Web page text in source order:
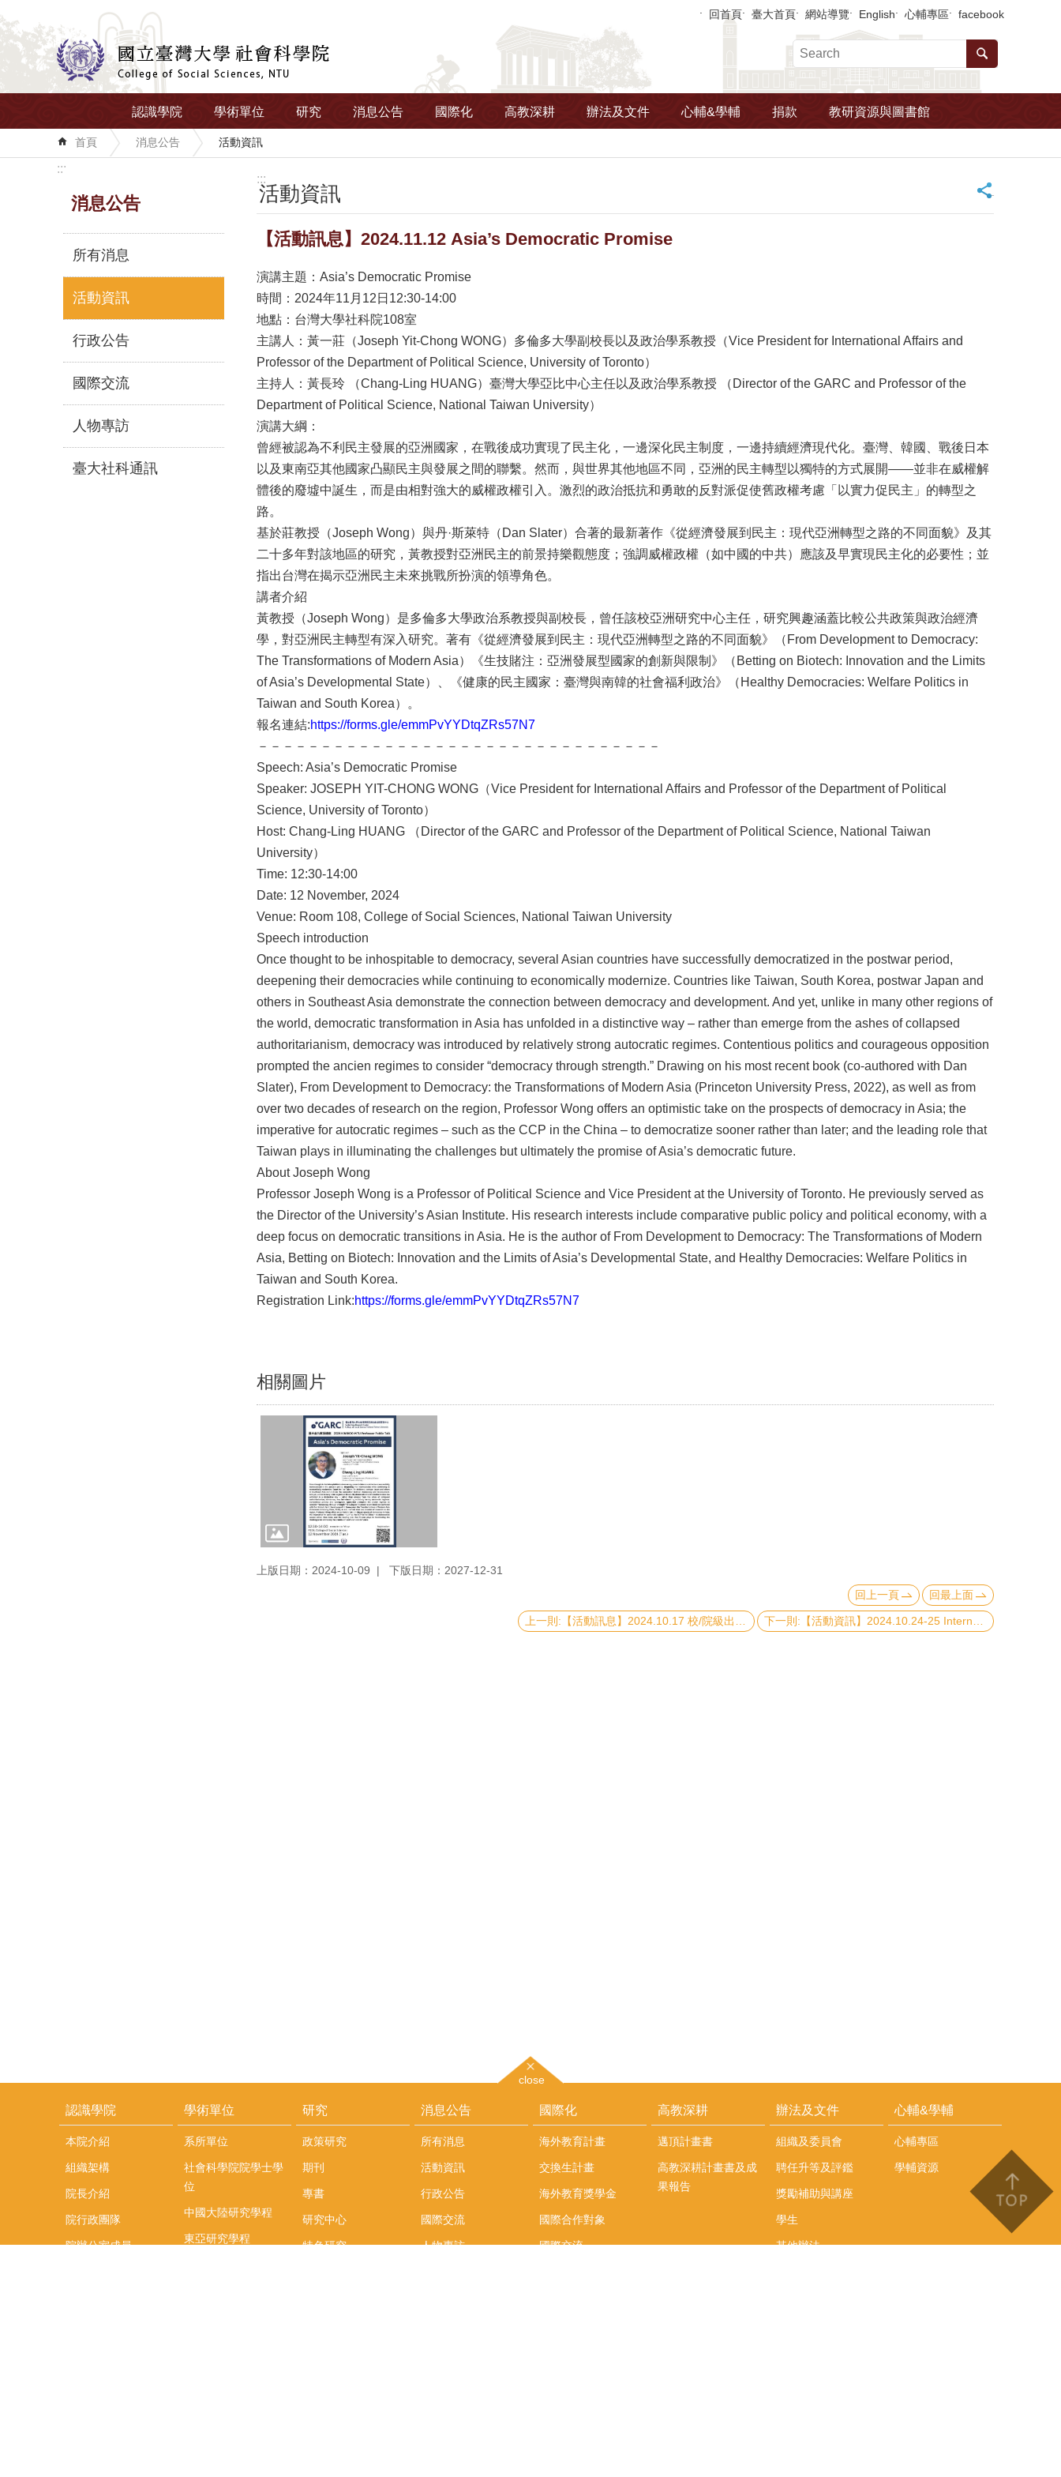
跳到主要內容區塊 回首頁 臺大首頁 網站導覽 English 心輔專區 facebook
認識學院 學術單位 研究 消息公告 國際化 高教深耕 辦法及文件 心輔&學輔 捐款 教研資源與圖書館
首頁 消息公告 活動資訊
:::
消息公告
所有消息
活動資訊
行政公告
國際交流
人物專訪
臺大社科通訊
:::
活動資訊 _
【活動訊息】2024.11.12 Asia’s Democratic Promise
演講主題：Asia’s Democratic Promise
時間：2024年11月12日12:30-14:00
地點：台灣大學社科院108室
主講人：黃一莊（Joseph Yit-Chong WONG）多倫多大學副校長以及政治學系教授（Vice President for International Affairs and
Professor of the Department of Political Science, University of Toronto）
主持人：黃長玲 （Chang-Ling HUANG）臺灣大學亞比中心主任以及政治學系教授 （Director of the GARC and Professor of the
Department of Political Science, National Taiwan University）
演講大綱：
曾經被認為不利民主發展的亞洲國家，在戰後成功實現了民主化，一邊深化民主制度，一邊持續經濟現代化。臺灣、韓國、戰後日本
以及東南亞其他國家凸顯民主與發展之間的聯繫。然而，與世界其他地區不同，亞洲的民主轉型以獨特的方式展開——並非在威權解
體後的廢墟中誕生，而是由相對強大的威權政權引入。激烈的政治抵抗和勇敢的反對派促使舊政權考慮「以實力促民主」的轉型之
路。
基於莊教授（Joseph Wong）與丹·斯萊特（Dan Slater）合著的最新著作《從經濟發展到民主：現代亞洲轉型之路的不同面貌》及其
二十多年對該地區的研究，黃教授對亞洲民主的前景持樂觀態度；強調威權政權（如中國的中共）應該及早實現民主化的必要性；並
指出台灣在揭示亞洲民主未來挑戰所扮演的領導角色。
講者介紹
黃教授（Joseph Wong）是多倫多大學政治系教授與副校長，曾任該校亞洲研究中心主任，研究興趣涵蓋比較公共政策與政治經濟
學，對亞洲民主轉型有深入研究。著有《從經濟發展到民主：現代亞洲轉型之路的不同面貌》（From Development to Democracy:
The Transformations of Modern Asia）《生技賭注：亞洲發展型國家的創新與限制》（Betting on Biotech: Innovation and the Limits
of Asia’s Developmental State）、《健康的民主國家：臺灣與南韓的社會福利政治》（Healthy Democracies: Welfare Politics in
Taiwan and South Korea）。
報名連結:https://forms.gle/emmPvYYDtqZRs57N7
－－－－－－－－－－－－－－－－－－－－－－－－－－－－－－－－
Speech: Asia’s Democratic Promise
Speaker: JOSEPH YIT-CHONG WONG（Vice President for International Affairs and Professor of the Department of Political
Science, University of Toronto）
Host: Chang-Ling HUANG （Director of the GARC and Professor of the Department of Political Science, National Taiwan
University）
Time: 12:30-14:00
Date: 12 November, 2024
Venue: Room 108, College of Social Sciences, National Taiwan University
Speech introduction
Once thought to be inhospitable to democracy, several Asian countries have successfully democratized in the postwar period,
deepening their democracies while continuing to economically modernize. Countries like Taiwan, South Korea, postwar Japan and
others in Southeast Asia demonstrate the connection between democracy and development. And yet, unlike in many other regions of
the world, democratic transformation in Asia has unfolded in a distinctive way – rather than emerge from the ashes of collapsed
authoritarianism, democracy was introduced by relatively strong autocratic regimes. Contentious politics and courageous opposition
prompted the ancien regimes to consider “democracy through strength.” Drawing on his most recent book (co-authored with Dan
Slater), From Development to Democracy: the Transformations of Modern Asia (Princeton University Press, 2022), as well as from
over two decades of research on the region, Professor Wong offers an optimistic take on the prospects of democracy in Asia; the
imperative for autocratic regimes – such as the CCP in the China – to democratize sooner rather than later; and the leading role that
Taiwan plays in illuminating the challenges but ultimately the promise of Asia’s democratic future.
About Joseph Wong
Professor Joseph Wong is a Professor of Political Science and Vice President at the University of Toronto. He previously served as
the Director of the University’s Asian Institute. His research interests include comparative public policy and political economy, with a
deep focus on democratic transitions in Asia. He is the author of From Development to Democracy: The Transformations of Modern
Asia, Betting on Biotech: Innovation and the Limits of Asia’s Developmental State, and Healthy Democracies: Welfare Politics in
Taiwan and South Korea.
Registration Link:https://forms.gle/emmPvYYDtqZRs57N7
相關圖片
上版日期：2024-10-09
下版日期：2027-12-31
回上一頁
回最上面
close
認識學院
本院介紹
組織架構
院長介紹
院行政團隊
院辦公室成員
學術單位
系所單位
社會科學院院學士學
位
中國大陸研究學程
東亞研究學程
研究
政策研究
期刊
專書
研究中心
特色研究
消息公告
所有消息
活動資訊
行政公告
國際交流
人物專訪
國際化
海外教育計畫
交換生計畫
海外教育獎學金
國際合作對象
國際交流
高教深耕
邁頂計畫書
高教深耕計畫書及成
果報告
辦法及文件
組織及委員會
聘任升等及評鑑
獎勵補助與講座
學生
其他辦法
心輔&學輔
心輔專區
學輔資源